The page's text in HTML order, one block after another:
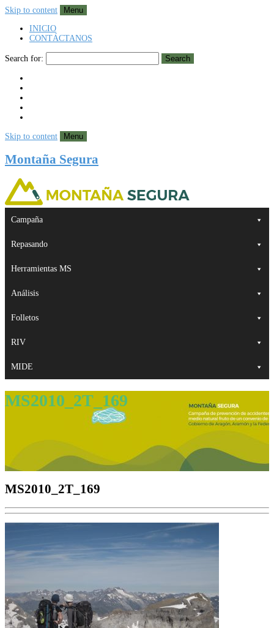
Skip to content
Menu
INICIO
CONTÁCTANOS
Search for: Search
Skip to content Menu
Montaña Segura
Campaña
Repasando
Herramientas MS
Análisis
Folletos
RIV
MIDE
MS2010_2T_169
MS2010_2T_169